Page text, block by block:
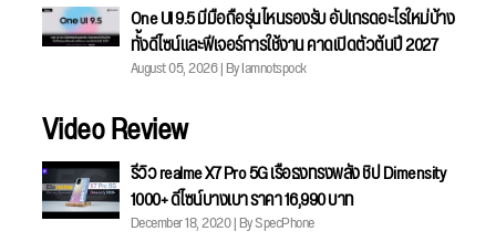
One UI 9.5 มีมือถือรุ่นไหนรองรับ อัปเกรดอะไรใหม่บ้าง
ทั้งดีไซน์และฟีเจอร์การใช้งาน คาดเปิดตัวต้นปี 2027
August 05, 2026 | By Iamnotspock
Video Review
รีวิว realme X7 Pro 5G เรือธงทรงพลัง ชิป Dimensity
1000+ ดีไซน์บางเบา ราคา 16,990 บาท
December 18, 2020 | By SpecPhone